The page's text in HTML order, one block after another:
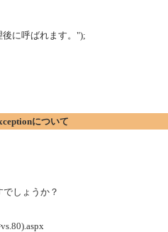
後に呼ばれます。");
について
しょうか？